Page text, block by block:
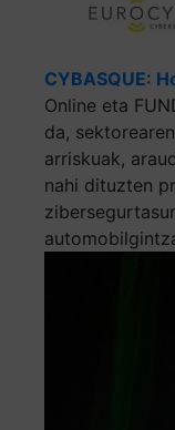
CYBASQUE:
Online eta
da,
arriskuak,
nahi dituzten